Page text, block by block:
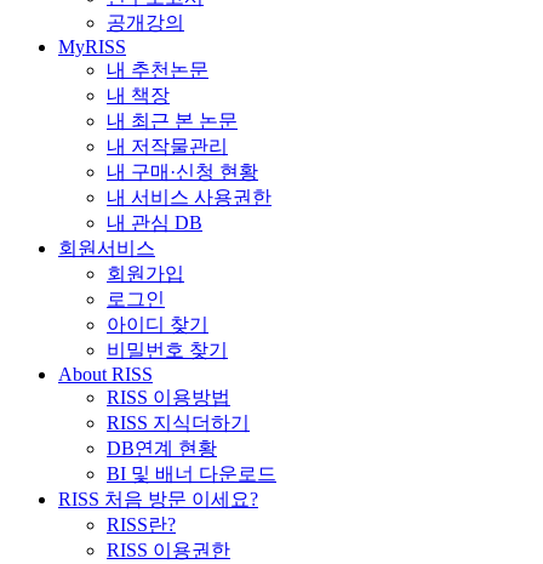
공개강의
MyRISS
내 추천논문
내 책장
내 최근 본 논문
내 저작물관리
내 구매·신청 현황
내 서비스 사용권한
내 관심 DB
회원서비스
회원가입
로그인
아이디 찾기
비밀번호 찾기
About RISS
RISS 이용방법
RISS 지식더하기
DB연계 현황
BI 및 배너 다운로드
RISS 처음 방문 이세요?
RISS란?
RISS 이용권한